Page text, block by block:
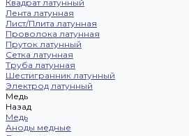
Квадрат латунный
Лента латунная
Лист/Плита латунная
Проволока латунная
Пруток латунный
Сетка латунная
Труба латунная
Шестигранник латунный
Электрод латунный
Медь
Назад
Медь
Аноды медные